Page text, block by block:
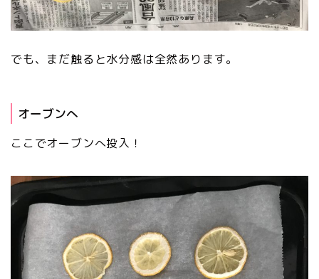
でも、まだ触ると水分感は全然あります。
オーブンへ
ここでオーブンへ投入！